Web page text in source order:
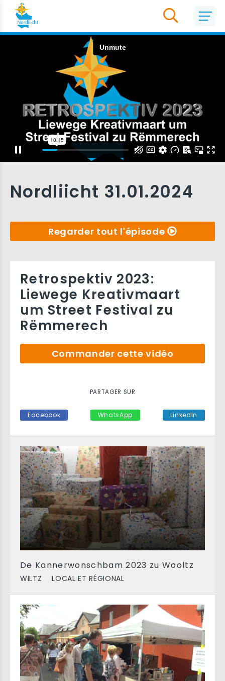
Nordliicht 31.01.2024
Regarder tout l'épisode
De Kannerwonschbam 2023 zu Wooltz
WILTZ LOCAL ET RÉGIONAL
Retrospektiv 2023:
Liewege Kreativmaart
um Street Festival zu
Rëmmerech
Commander cette vidéo
PARTAGER SUR
Facebook WhatsApp LinkedIn